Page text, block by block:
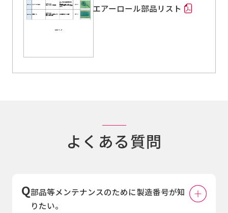
エアーロール部品リスト
よくある質問
部品等メンテナンスのために製造番号が知
りたい。